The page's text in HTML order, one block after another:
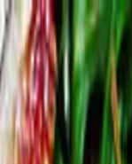
Gå till huvudinnehåll
Sök